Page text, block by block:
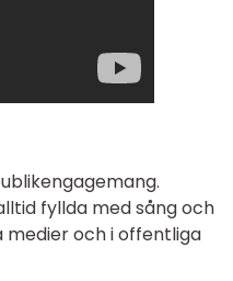
fyllda med sång och
medier och i offentliga